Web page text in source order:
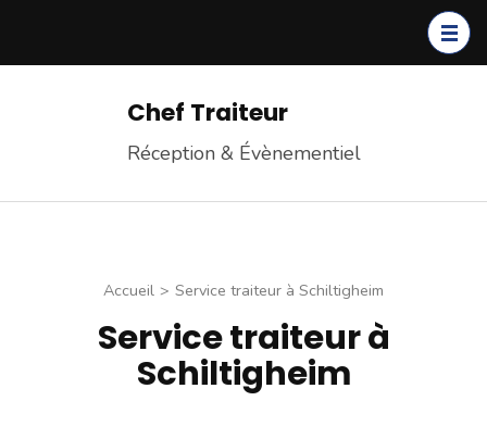
Chef Traiteur
Réception & Évènementiel
Accueil > Service traiteur à Schiltigheim
Service traiteur à
Schiltigheim